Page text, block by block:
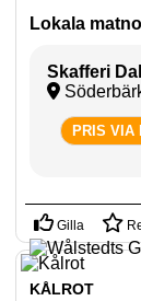
Lokala
Skafferi
PRIS VIA
Gilla
KÅLROT